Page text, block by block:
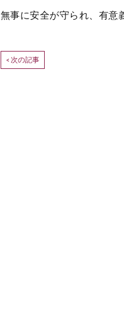
無事に安全が守られ、有意
< 次の記事